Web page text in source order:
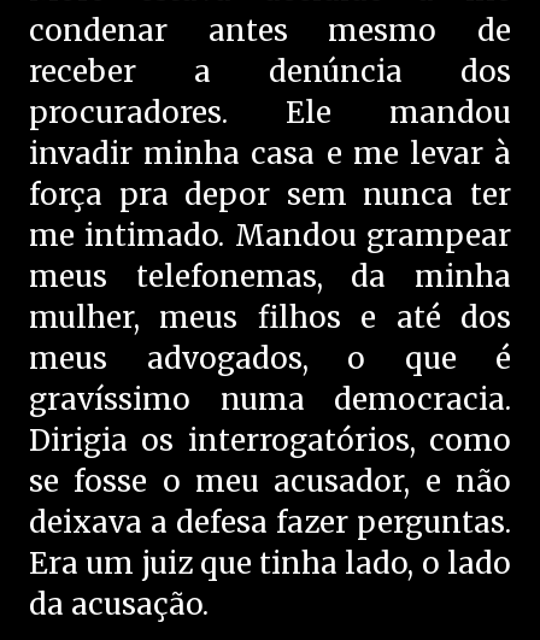
condenar antes mesmo de
receber a denúncia dos
procuradores. Ele mandou
invadir minha casa e me levar à
força pra depor sem nunca ter
me intimado. Mandou grampear
meus telefonemas, da minha
mulher, meus filhos e até dos
meus advogados, o que é
gravíssimo numa democracia.
Dirigia os interrogatórios, como
se fosse o meu acusador, e não
deixava a defesa fazer perguntas.
Era um juiz que tinha lado, o lado
da acusação.